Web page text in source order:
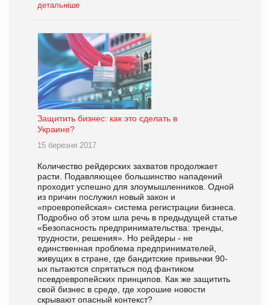
детальніше
Защитить бизнес: как это сделать в
Украине?
15 березня 2017
Количество рейдерских захватов продолжает
расти. Подавляющее большинство нападений
проходит успешно для злоумышленников. Одной
из причин послужил новый закон и
«проевропейская» система регистрации бизнеса.
Подробно об этом шла речь в предыдущей статье
«Безопасность предпринимательства: тренды,
трудности, решения». Но рейдеры - не
единственная проблема предпринимателей,
живущих в стране, где бандитские привычки 90-
ых пытаются спрятаться под фантиком
псевдоевропейских принципов. Как же защитить
свой бизнес в среде, где хорошие новости
скрывают опасный контекст?